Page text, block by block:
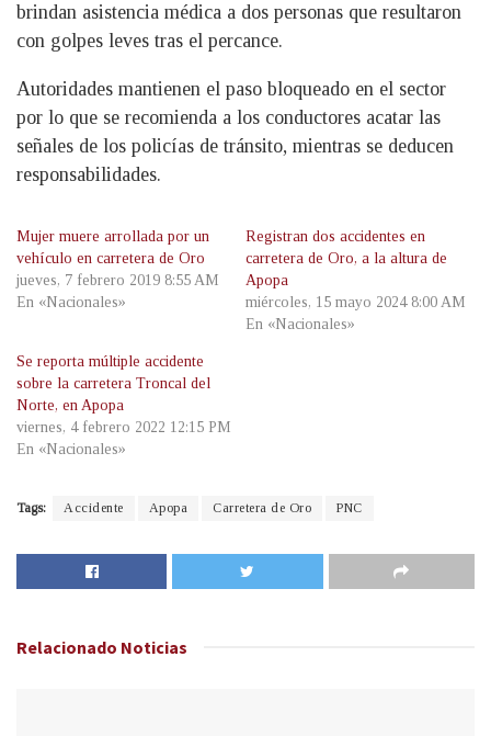
brindan asistencia médica a dos personas que resultaron
con golpes leves tras el percance.
Autoridades mantienen el paso bloqueado en el sector
por lo que se recomienda a los conductores acatar las
señales de los policías de tránsito, mientras se deducen
responsabilidades.
Mujer muere arrollada por un
vehículo en carretera de Oro
jueves, 7 febrero 2019 8:55 AM
En «Nacionales»
Registran dos accidentes en
carretera de Oro, a la altura de
Apopa
miércoles, 15 mayo 2024 8:00 AM
En «Nacionales»
Se reporta múltiple accidente
sobre la carretera Troncal del
Norte, en Apopa
viernes, 4 febrero 2022 12:15 PM
En «Nacionales»
Tags: Accidente Apopa Carretera de Oro PNC
Relacionado Noticias